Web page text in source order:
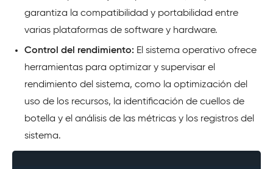
garantiza la compatibilidad y portabilidad entre
varias plataformas de software y hardware.
Control del rendimiento: El sistema operativo ofrece
herramientas para optimizar y supervisar el
rendimiento del sistema, como la optimización del
uso de los recursos, la identificación de cuellos de
botella y el análisis de las métricas y los registros del
sistema.